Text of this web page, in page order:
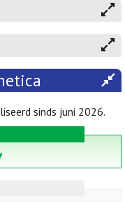
sinds juni 2026.